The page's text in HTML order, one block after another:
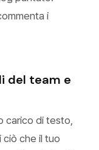
i
del team e
carico di testo,
ciò che il tuo